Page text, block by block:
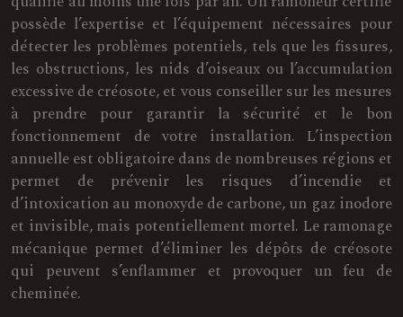
possède l’expertise et l’équipement nécessaires pour
détecter les problèmes potentiels, tels que les fissures,
les obstructions, les nids d’oiseaux ou l’accumulation
excessive de créosote, et vous conseiller sur les mesures
à prendre pour garantir la sécurité et le bon
fonctionnement de votre installation. L’inspection
annuelle est obligatoire dans de nombreuses régions et
permet de prévenir les risques d’incendie et
d’intoxication au monoxyde de carbone, un gaz inodore
et invisible, mais potentiellement mortel. Le ramonage
mécanique permet d’éliminer les dépôts de créosote
qui peuvent s’enflammer et provoquer un feu de
cheminée.